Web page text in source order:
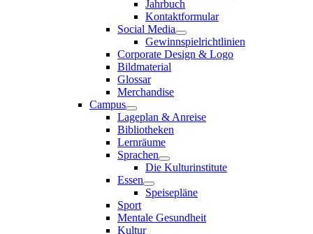
Jahrbuch
Kontaktformular
Social Media
Gewinnspielrichtlinien
Corporate Design & Logo
Bildmaterial
Glossar
Merchandise
Campus
Lageplan & Anreise
Bibliotheken
Lernräume
Sprachen
Die Kulturinstitute
Essen
Speisepläne
Sport
Mentale Gesundheit
Kultur